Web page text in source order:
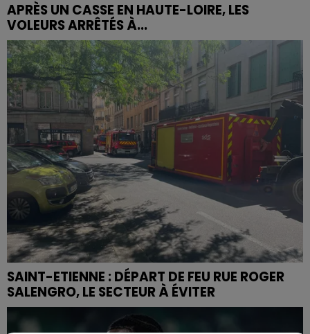
APRÈS UN CASSE EN HAUTE-LOIRE, LES
VOLEURS ARRÊTÉS À...
SAINT-ETIENNE : DÉPART DE FEU RUE ROGER
SALENGRO, LE SECTEUR À ÉVITER